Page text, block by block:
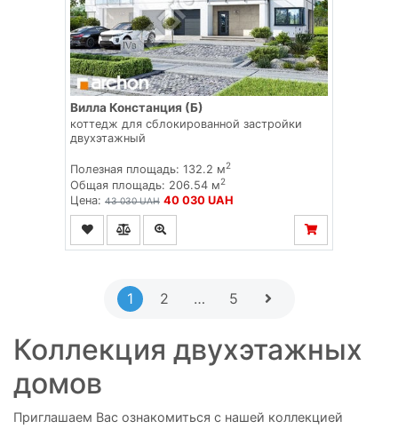
Вилла Констанция (Б)
коттедж для сблокированной застройки
двухэтажный
Полезная площадь: 132.2 м2
Общая площадь: 206.54 м2
Цена: 43 030 UAH 40 030 UAH
1 2 … 5
Коллекция двухэтажных
домов
Приглашаем Вас ознакомиться с нашей коллекцией